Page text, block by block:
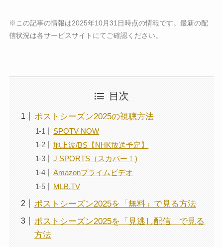
※この記事の情報は2025年10月31日時点の情報です。最新の配
信状況は各サービスサイトにてご確認ください。
目次
ポストシーズン2025の視聴方法
SPOTV NOW
地上波/BS【NHK放送予定】
J SPORTS（スカパー！)
Amazonプライムビデオ
MLB.TV
ポストシーズン2025を「無料」で見る方法
ポストシーズン2025を「見逃し配信」で見る
方法